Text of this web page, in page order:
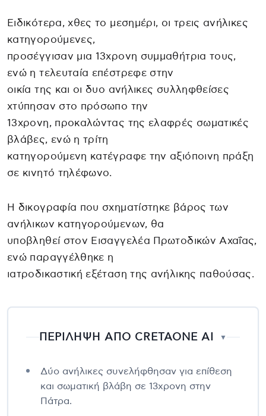
Ειδικότερα, χθες το μεσημέρι, οι τρεις ανήλικες
κατηγορούμενες,
προσέγγισαν μια 13χρονη συμμαθήτρια τους,
ενώ η τελευταία επέστρεφε στην
οικία της και οι δυο ανήλικες συλληφθείσες
χτύπησαν στο πρόσωπο την
13χρονη, προκαλώντας της ελαφρές σωματικές
βλάβες, ενώ η τρίτη
κατηγορούμενη κατέγραφε την αξιόποινη πράξη
σε κινητό τηλέφωνο.
Η δικογραφία που σχηματίστηκε βάρος των
ανήλικων κατηγορούμενων, θα
υποβληθεί στον Εισαγγελέα Πρωτοδικών Αχαΐας,
ενώ παραγγέλθηκε η
ιατροδικαστική εξέταση της ανήλικης παθούσας.
ΠΕΡΙΛΗΨΗ ΑΠΟ CRETAONE AI ▼
Δύο ανήλικες συνελήφθησαν για επίθεση
και σωματική βλάβη σε 13χρονη στην
Πάτρα.